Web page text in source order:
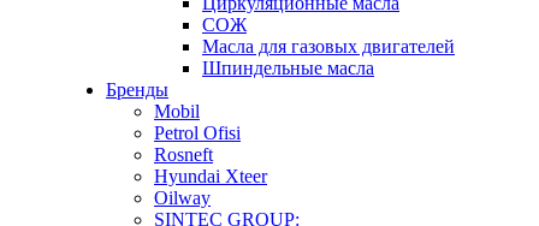
СОЖ
Масла для газовых двигателей
Шпиндельные масла
Бренды
Mobil
Petrol Ofisi
Rosneft
Hyundai Xteer
Oilway
SINTEC GROUP: